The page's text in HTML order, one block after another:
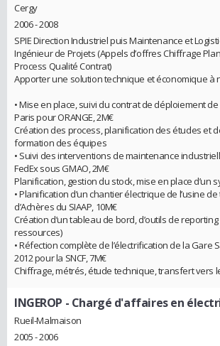
Cergy
2006 - 2008
SPIE Direction Industriel puis Maintenance et
Ingénieur de Projets (Appels d’offres Chiffrage
Process Qualité Contrat)
Apporter une solution technique et économique à
• Mise en place, suivi du contrat de déploiement
Paris pour ORANGE, 2M€
Création des process, planification des études et
formation des équipes
• Suivi des interventions de maintenance
FedEx sous GMAO, 2M€
Planification, gestion du stock, mise en place d’un
• Planification d’un chantier électrique de l’usine
d’Achères du SIAAP, 10M€
Création d’un tableau de bord, d’outils de
ressources)
• Réfection complète de l’électrification de la Gare
2012 pour la SNCF, 7M€
Chiffrage, métrés, étude technique, transfert vers
INGEROP - Chargé d'affaires en
Rueil-Malmaison
2005 - 2006